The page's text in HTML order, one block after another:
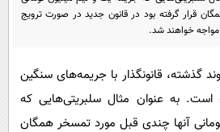
سرگرمی
فناوری
گوناگون
حوادث
محیط زیست
پیامک
روانشناسی
دانلود
قرار گرفته بود در قانون جدید در صورت ترویج
مواجه خواهند شد.
گذشته، قانونگذار با جریمه‌های سنگین
است. به عنوان مثال سلبریتی‌هایی که
آنها چندی قبل مورد تمسخر همگان